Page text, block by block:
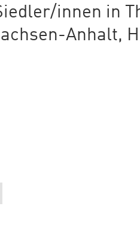
innen in
Anhalt,